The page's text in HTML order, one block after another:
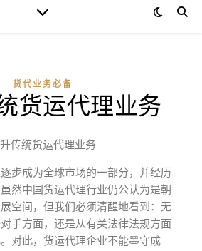
货代业务必备
货运代理业务
传统货运代理业务
步成为全球市场的一部分，并经历
然中国货运代理行业仍公认为是朝
空间，但我们必须清醒地看到：无
手方面，还是从有关法律法规方面
对此，货运代理企业不能墨守成